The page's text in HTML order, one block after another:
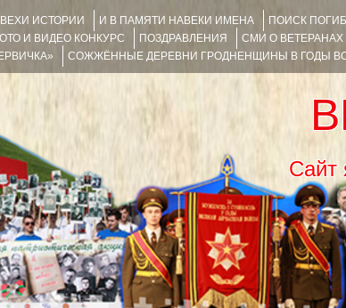
ВЕХИ ИСТОРИИ И В ПАМЯТИ НАВЕКИ ИМЕНА ПОИСК
И ВИДЕО КОНКУРС ПОЗДРАВЛЕНИЯ СМИ О ВЕТЕРАНАХ
СОЖЖЁННЫЕ ДЕРЕВНИ ГРОДНЕНЩИНЫ В ГОДЫ